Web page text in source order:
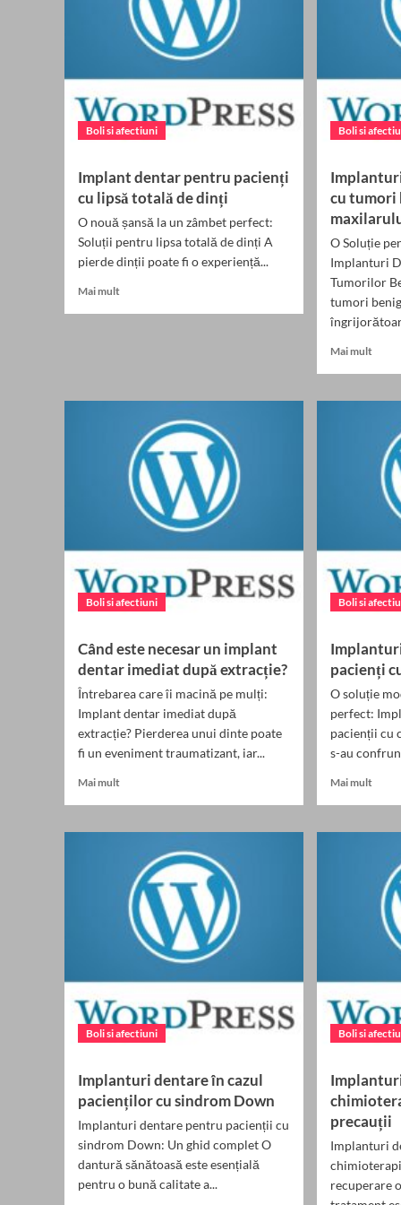
Boli si afectiuni
Implant dentar pentru pacienți
cu lipsă totală de dinți
O nouă șansă la un zâmbet perfect:
Soluții pentru lipsa totală de dinți A
pierde dinții poate fi o experiență...
Mai multRead
lipsă
totală
de
dinți
Boli si
cu tumori
O Soluție
Implanturi
Tumorilor
tumori
Mai multRead
cu
Boli si afectiuni
Când este necesar un implant
dentar imediat după extracție?
Întrebarea care îi macină pe mulți:
Implant dentar imediat după
extracție? Pierderea unui dinte poate
fi un eveniment traumatizant, iar...
Mai multRead
Când
necesar
implant
dentar
imediat
după
Boli si
pacienți
O soluție
perfect:
pacienții cu
s-au
Mai multRead
cu
cleft
palat
Boli si afectiuni
Implanturi dentare în cazul
pacienților cu sindrom Down
Implanturi dentare pentru pacienții cu
sindrom Down: Un ghid complet O
dantură sănătoasă este esențială
pentru o bună calitate a...
Boli si
precauții
Implanturi
recuperare